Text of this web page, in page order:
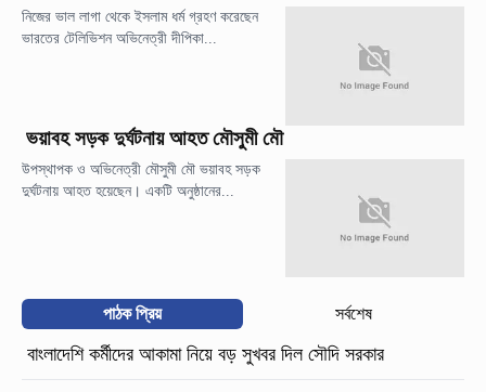
নিজের ভাল লাগা থেকে ইসলাম ধর্ম গ্রহণ করেছেন
ভারতের টেলিভিশন অভিনেত্রী দীপিকা...
ভয়াবহ সড়ক দুর্ঘটনায় আহত মৌসুমী মৌ
উপস্থাপক ও অভিনেত্রী মৌসুমী মৌ ভয়াবহ সড়ক
দুর্ঘটনায় আহত হয়েছেন। একটি অনুষ্ঠানের...
পাঠক প্রিয় সর্বশেষ
বাংলাদেশি কর্মীদের আকামা নিয়ে বড় সুখবর দিল সৌদি সরকার